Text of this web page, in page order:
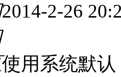
2014-2-26
使用系统默认